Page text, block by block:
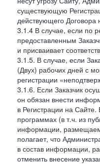
существующую
действующего Договора
3.1.4 В случае, если по
предоставленным
и присваивает
3.1.5. В случае, если
(Двух) рабочих дней с
регистрации
3.1.6. Если Заказчик
он обязан внести
в Регистрации на
программах (в т.ч. из
информации,
полагает, что
в состав информации,
отменить внесение